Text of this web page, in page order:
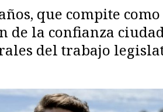
que compite
de la confianza
del trabajo